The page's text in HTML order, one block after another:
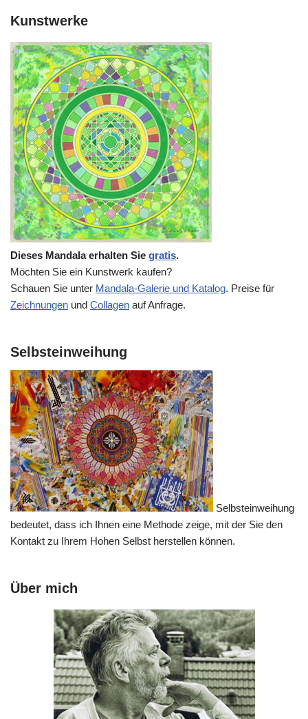
Kunstwerke
Dieses Mandala erhalten Sie gratis.
Möchten Sie ein Kunstwerk kaufen?
Schauen Sie unter Mandala-Galerie und Katalog. Preise für
Zeichnungen und Collagen auf Anfrage.
Selbsteinweihung
Selbsteinweihung
bedeutet, dass ich Ihnen eine Methode zeige, mit der Sie den
Kontakt zu Ihrem Hohen Selbst herstellen können.
Über mich